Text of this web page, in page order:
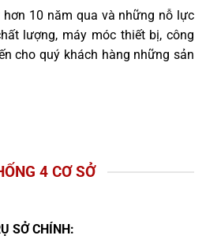
10 năm qua và những nỗ lực
lượng, máy móc thiết bị, công
cho quý khách hàng những sản
4 CƠ SỞ
SỞ CHÍNH: